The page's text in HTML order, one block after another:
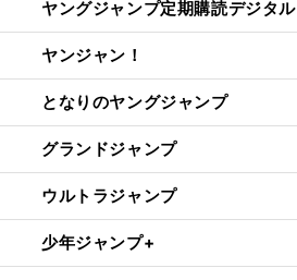
ヤングジャンプ定期購読デジタル
ヤンジャン！
となりのヤングジャンプ
グランドジャンプ
ウルトラジャンプ
少年ジャンプ+